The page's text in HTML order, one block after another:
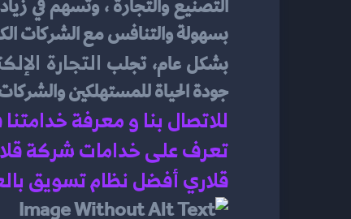
بسهولة والتنافس مع الشركات
بشكل عام، تجلب التجارة
جودة الحياة للمستهلكين
للاتصال بنا و معرفة
تعرف على خدامات شركة
قلاري أفضل نظام تسويق